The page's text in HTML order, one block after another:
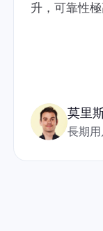
升，可靠性
莫里
長期用